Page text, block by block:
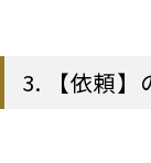
3. 【依頼】